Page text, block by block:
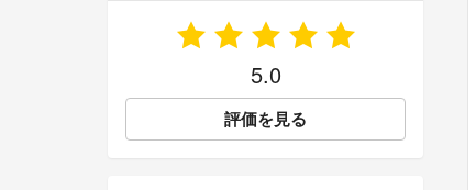
5.0
評価を見る